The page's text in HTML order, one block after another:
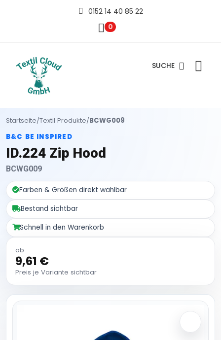
0152 14 40 85 22
0
SUCHE
Startseite/Textil Produkte/BCWG009
B&C BE INSPIRED
ID.224 Zip Hood
BCWG009
Farben & Größen direkt wählbar
Bestand sichtbar
Schnell in den Warenkorb
ab
9,61 €
Preis je Variante sichtbar